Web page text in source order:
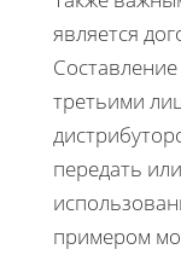
является
третьими
передать
примером